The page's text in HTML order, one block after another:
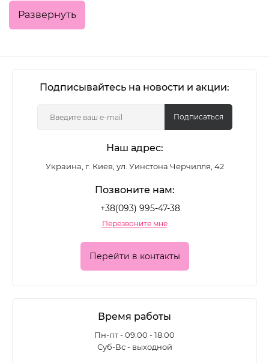
удобное нанесение и хорошую стойкость, что
позволяет получить аккуратный результат как в
В категории представлены классические
покрытия с шиммером и глиттером - для
повседневного маникюра и выразительных
акцентных дизайнов.
Какие лаки для ногтей
представлены в каталоге
Ассортимент позволяет подобрать покрытие для
• глянцевые формулы с глубоким блеском
• матовые лаки для современного
минималистичного эффекта
Развернуть
Подписывайтесь на новости и акции:
Подписаться
Наш адрес:
Украина, г. Киев, ул. Уинстона Черчилля, 42
Позвоните нам:
+38(093) 995-47-38
Перезвоните мне
Перейти в контакты
Время работы
Пн-пт - 09:00 - 18:00
Суб-Вс - выходной